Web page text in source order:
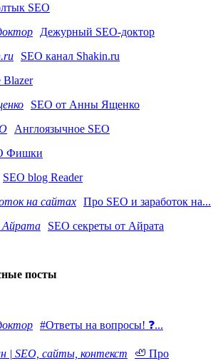
SEO
Дежурный SEO-доктор
SEO канал Shakin.ru
Blazer
SEO от Анны Ященко
Англоязычное SEO
Фишки
SEO blog Reader
Про SEO и заработок на...
SEO секреты от Айрата
посты
#Ответы на вопросы! ❓...
🦥 Про